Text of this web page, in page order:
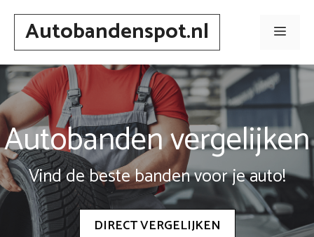
Spring
inhoudAutobandenspot.nl Menu
Autobanden vergelijken
Vind de beste banden voor je auto!
DIRECT VERGELIJKEN